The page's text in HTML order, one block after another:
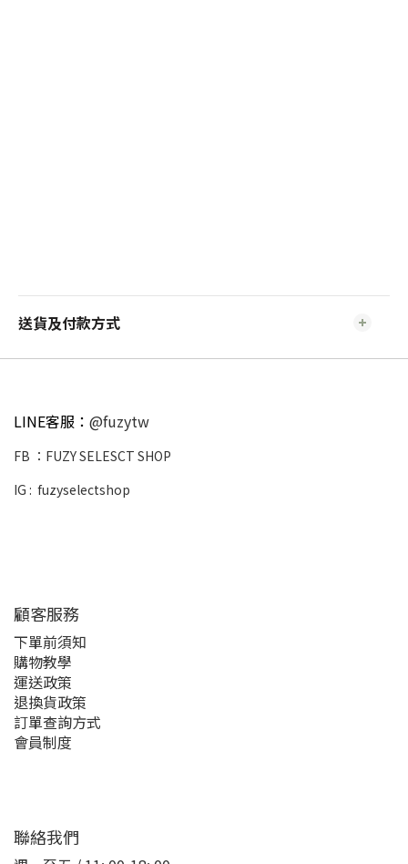
送貨及付款方式
LINE客服： @fuzytw
FB ： FUZY SELESCT SHOP
IG : fuzyselectshop
顧客服務
下單前須知
購物教學
運送政策
退換貨政策
訂單查詢方式
會員制度
聯絡我們